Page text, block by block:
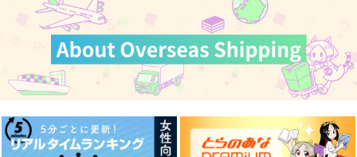
運命はすぐそこに
ワカメスープの素
（税込）
スカリー×女監督生
作品詳細
君と、ずっと一緒に
みるきーにゃんこ
715円（税込）
アルハイゼン×カーヴェ
作品詳細
星空と君に花束
mellow
787円（税込）
アルハイゼン×カーヴェ
作品詳細
カート